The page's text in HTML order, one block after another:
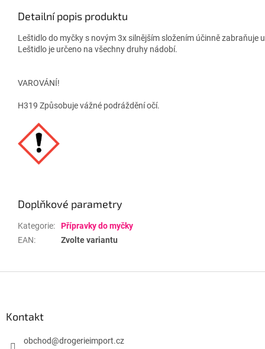
Detailní popis produktu
Leštidlo do myčky s novým 3x silnějším složením účinně zabraňuje
Leštidlo je určeno na všechny druhy nádobí.
VAROVÁNÍ!
H319 Způsobuje vážné podráždění očí.
Doplňkové parametry
Kategorie:
Přípravky do myčky
EAN: Zvolte variantu
Kontakt
obchod@drogerieimport.cz